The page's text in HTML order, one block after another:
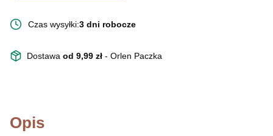
Czas wysyłki:3 dni robocze
Dostawa od 9,99 zł - Orlen Paczka
Opis